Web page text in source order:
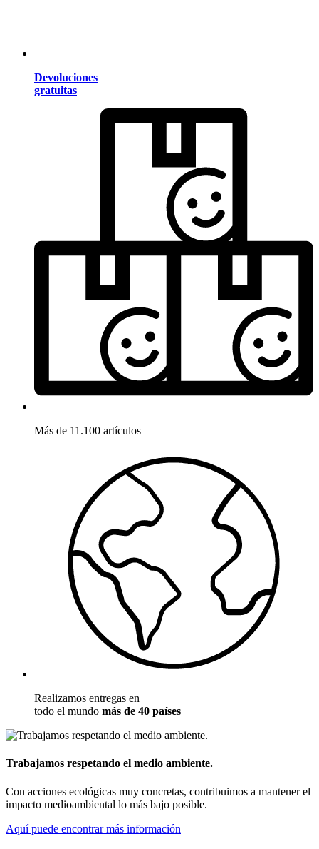
Devoluciones
gratuitas
Más de 11.100 artículos
Realizamos entregas en
todo el mundo más de 40 países
Trabajamos respetando el medio ambiente.
Con acciones ecológicas muy concretas, contribuimos a mantener el
impacto medioambiental lo más bajo posible.
Aquí puede encontrar más información